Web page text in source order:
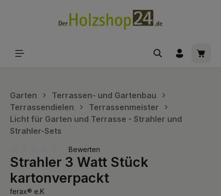
Garten
Terrassen- und Gartenbau
Terrassendielen
Terrassenmeister
Licht für Garten und Terrasse - Strahler und
Strahler-Sets
Durchschnittliche Bewertung von 0 von 5 Sternen
Bewerten
Strahler 3 Watt Stück
kartonverpackt
ferax® e.K